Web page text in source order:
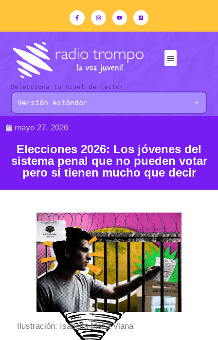
Selecciona tu nivel de lector
mayo 27, 2026
Elecciones 2026: Los jóvenes del
sistema penal que no pueden votar
pero sí tienen mucho que decir
Ilustración: Isabella Meza Viana